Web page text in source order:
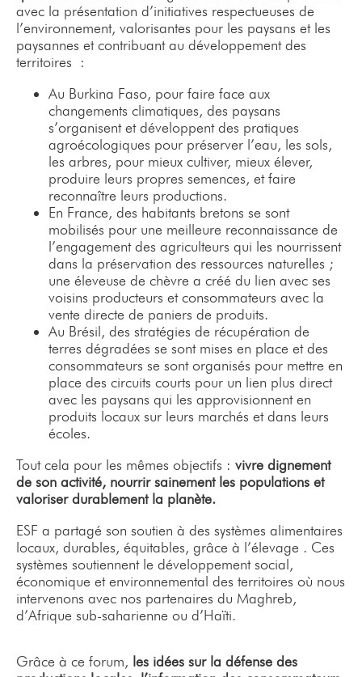
avec la présentation d’initiatives respectueuses de
l’environnement, valorisantes pour les paysans et les
paysannes et contribuant au développement des
territoires :
Au Burkina Faso, pour faire face aux
changements climatiques, des paysans
s’organisent et développent des pratiques
agroécologiques pour préserver l’eau, les sols,
les arbres, pour mieux cultiver, mieux élever,
produire leurs propres semences, et faire
reconnaître leurs productions.
En France, des habitants bretons se sont
mobilisés pour une meilleure reconnaissance de
l’engagement des agriculteurs qui les nourrissent
dans la préservation des ressources naturelles ;
une éleveuse de chèvre a créé du lien avec ses
voisins producteurs et consommateurs avec la
vente directe de paniers de produits.
Au Brésil, des stratégies de récupération de
terres dégradées se sont mises en place et des
consommateurs se sont organisés pour mettre en
place des circuits courts pour un lien plus direct
avec les paysans qui les approvisionnent en
produits locaux sur leurs marchés et dans leurs
écoles.
Tout cela pour les mêmes objectifs : vivre dignement
de son activité, nourrir sainement les populations et
valoriser durablement la planète.
ESF a partagé son soutien à des systèmes alimentaires
locaux, durables, équitables, grâce à l’élevage . Ces
systèmes soutiennent le développement social,
économique et environnemental des territoires où nous
intervenons avec nos partenaires du Maghreb,
d’Afrique sub-saharienne ou d’Haïti.
Grâce à ce forum, les idées sur la défense des